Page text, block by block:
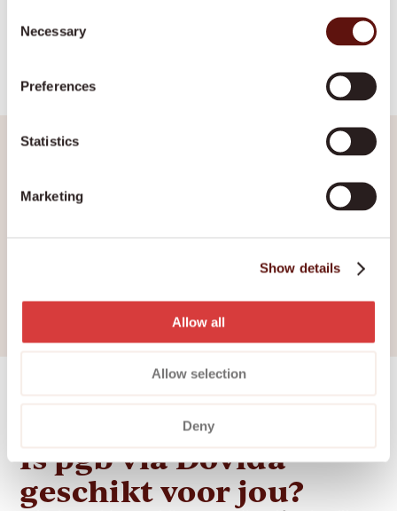
Selection
Necessary
Preferences
Statistics
Marketing
Show details
Allow all
Allow selection
Deny
gelden voor een pgb?
De exacte voorwaarden verschillen per regeling
(Wmo, Zvw, Wlz). In grote lijnen wordt gekeken naar:
of je de zorg zelf kunt organiseren of iemand
of duidelijk is welke zorg nodig is
worden
bespreekt samen met jou of een pgb past bij jouw
situatie.
Is pgb via Dovida
geschikt voor jou?